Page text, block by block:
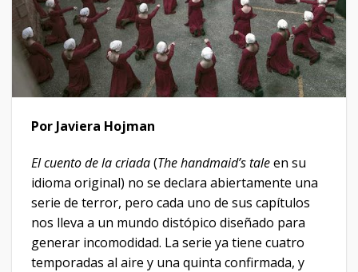
Por Javiera Hojman
El cuento de la criada(The handmaid’s taleen su
idioma original) no se declara abiertamente una
serie de terror, pero cada uno de sus capítulos
nos lleva a un mundo distópico diseñado para
generar incomodidad. La serie ya tiene cuatro
temporadas al aire y una quinta confirmada, y